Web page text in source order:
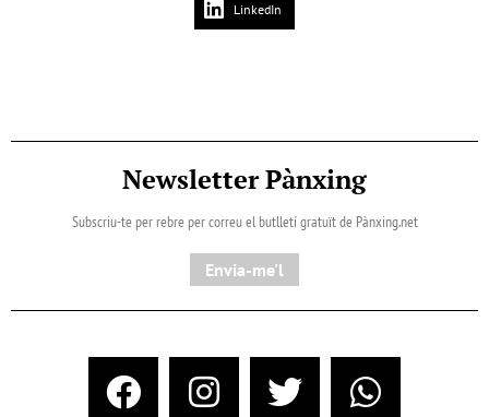
LinkedIn
Newsletter Pànxing
Subscriu-te per rebre per correu el butlletí gratuït de Pànxing.net​
Envia-me'l